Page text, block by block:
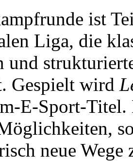
ist
Liga, die
und
Gespielt wird
neue Wege